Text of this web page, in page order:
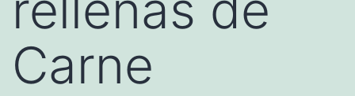
Carne